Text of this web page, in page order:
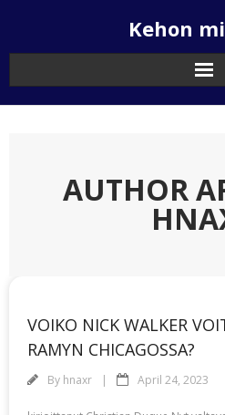
Kehon
AUTHOR
VOIKO NICK WALKER
RAMYN CHICAGOSSA?
By hnaxr April 24, 2023